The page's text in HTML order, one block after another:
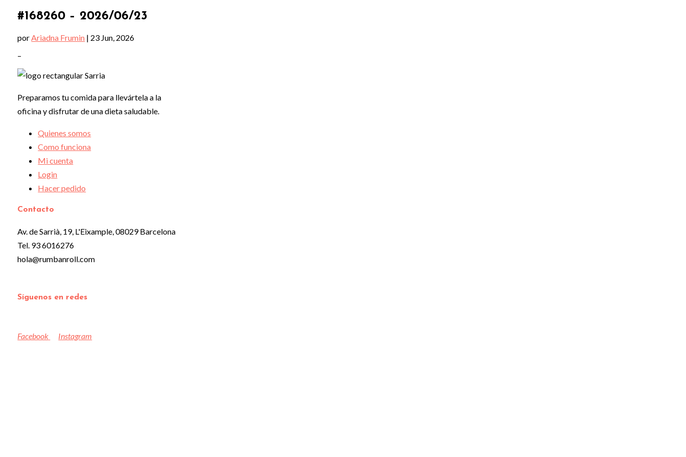
#168260 – 2026/06/23
porAriadna Frumin | 23 Jun, 2026
–
Preparamos tu comida para llevártela a la
oficina y disfrutar de una dieta saludable.
Quienes somos
Como funciona
Mi cuenta
Login
Hacer pedido
Contacto
Av. de Sarrià, 19, L'Eixample, 08029 Barcelona
Tel. 93 6016276
hola@rumbanroll.com
Síguenos en redes
Facebook Instagram